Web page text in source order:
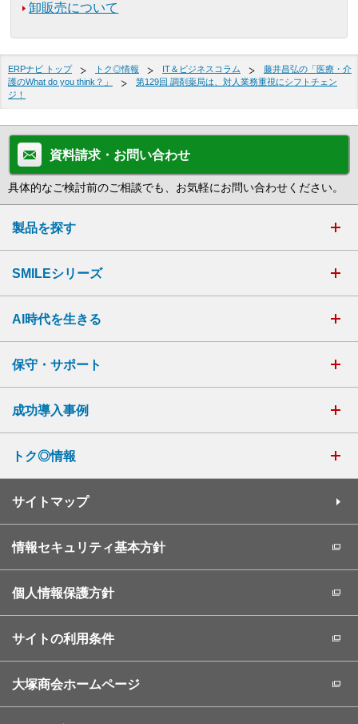
卸販売について
ERPナビ トップ トク◎情報 IT＆ビジネスコラム
藤井昌弘の「医療・介
護のWhat do you think？」
第129回 調剤薬局は、対人業務重視にシフトチェン
ジ！
資料請求・お問い合わせ
具体的なご検討前のご相談でも、お気軽にお問い合わせください。
製品を探す
SMILEシリーズ
AI時代を生きる
保守・サポート
成功導入事例
トク◎情報
サイトマップ
情報セキュリティ基本方針
個人情報保護方針
サイトの利用条件
大塚商会ホームページ